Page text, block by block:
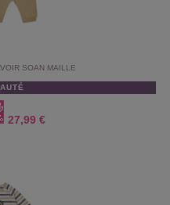
SOAN MAILLE
27,99 €